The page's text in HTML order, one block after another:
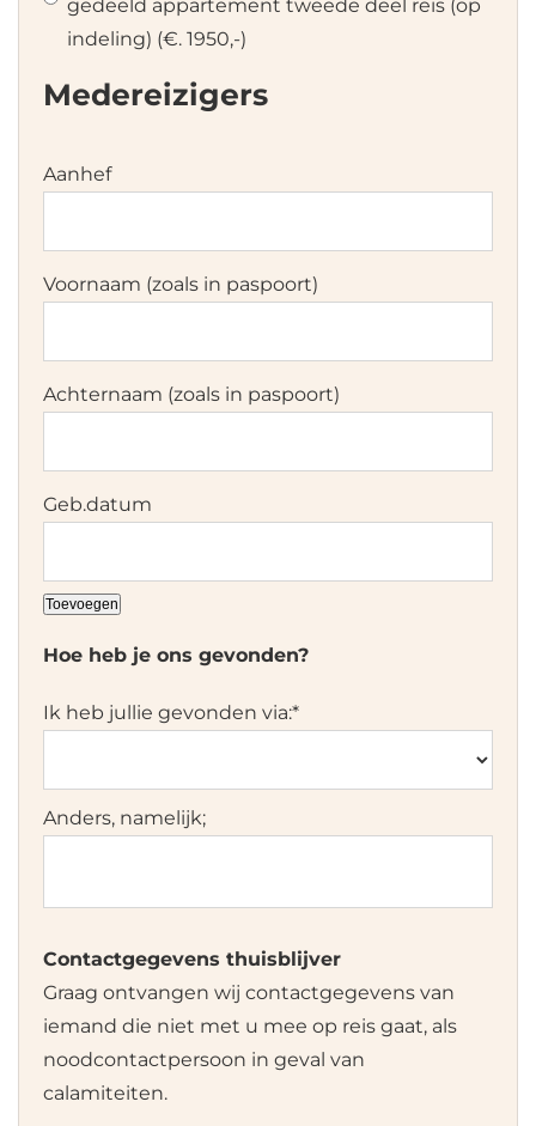
gedeeld appartement tweede deel reis (op
indeling) (€. 1950,-)
Medereizigers
Toevoegen
Hoe heb je ons gevonden?
Ik heb jullie gevonden via:*
Anders, namelijk;
Contactgegevens thuisblijver
Graag ontvangen wij contactgegevens van
iemand die niet met u mee op reis gaat, als
noodcontactpersoon in geval van
calamiteiten.